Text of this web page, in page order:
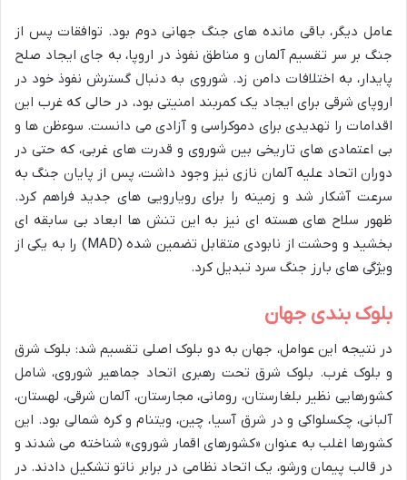
عامل دیگر، باقی مانده های جنگ جهانی دوم بود. توافقات پس از
جنگ بر سر تقسیم آلمان و مناطق نفوذ در اروپا، به جای ایجاد صلح
پایدار، به اختلافات دامن زد. شوروی به دنبال گسترش نفوذ خود در
اروپای شرقی برای ایجاد یک کمربند امنیتی بود، در حالی که غرب این
اقدامات را تهدیدی برای دموکراسی و آزادی می دانست. سوءظن ها و
بی اعتمادی های تاریخی بین شوروی و قدرت های غربی، که حتی در
دوران اتحاد علیه آلمان نازی نیز وجود داشت، پس از پایان جنگ به
سرعت آشکار شد و زمینه را برای رویارویی های جدید فراهم کرد.
ظهور سلاح های هسته ای نیز به این تنش ها ابعاد بی سابقه ای
بخشید و وحشت از نابودی متقابل تضمین شده (MAD) را به یکی از
ویژگی های بارز جنگ سرد تبدیل کرد.
بلوک بندی جهان
در نتیجه این عوامل، جهان به دو بلوک اصلی تقسیم شد: بلوک شرق
و بلوک غرب. بلوک شرق تحت رهبری اتحاد جماهیر شوروی، شامل
کشورهایی نظیر بلغارستان، رومانی، مجارستان، آلمان شرقی، لهستان،
آلبانی، چکسلواکی و در شرق آسیا، چین، ویتنام و کره شمالی بود. این
کشورها اغلب به عنوان «کشورهای اقمار شوروی» شناخته می شدند و
در قالب پیمان ورشو، یک اتحاد نظامی در برابر ناتو تشکیل دادند. در